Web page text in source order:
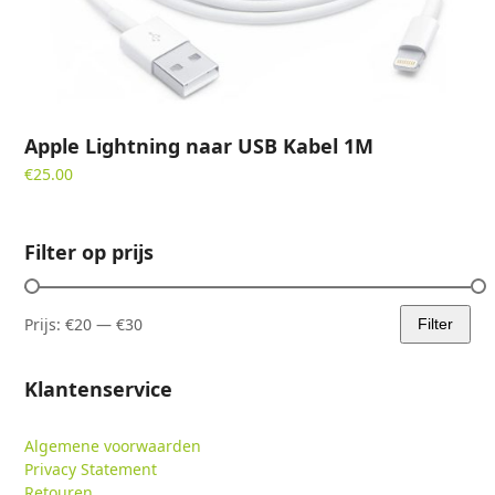
Apple Lightning naar USB Kabel 1M
€25.00
Filter op prijs
Min.
Max.
Filter
Prijs:€20 —€30
Klantenservice
Algemene voorwaarden
Privacy Statement